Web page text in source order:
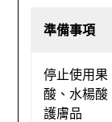
準備事項
停止使用果
酸、水楊酸
護膚品